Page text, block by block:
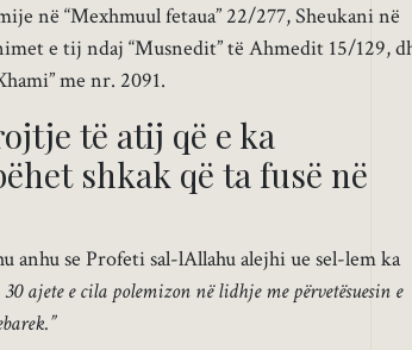
në “Mexhmuul fetaua” 22/277, Sheukani në
e tij ndaj “Musnedit” të Ahmedit 15/129,
me nr. 2091.
të atij që e ka
shkak që ta fusë në
anhu se Profeti sal-lAllahu alejhi ue sel-lem ka
ajete e cila polemizon në lidhje me përvetësuesin e